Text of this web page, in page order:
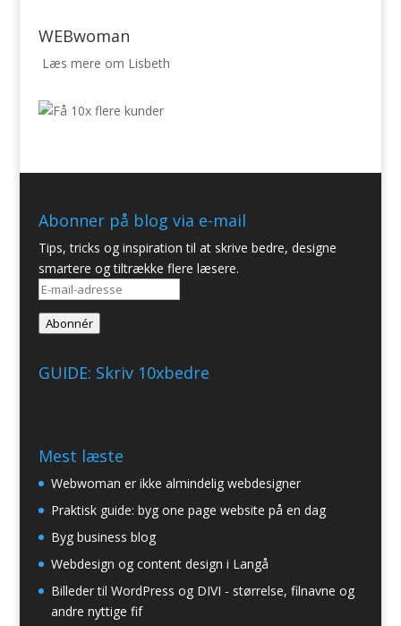
WEBwoman
Læs mere om Lisbeth
Abonner på blog via e-mail
Tips, tricks og inspiration til at skrive bedre, designe
smartere og tiltrække flere læsere.
E-
adresse
Abonnér
GUIDE: Skriv 10xbedre
Mest læste
Webwoman er ikke almindelig webdesigner
Praktisk guide: byg one page website på en dag
Byg business blog
Webdesign og content design i Langå
Billeder til WordPress og DIVI - størrelse, filnavne og
andre nyttige fif